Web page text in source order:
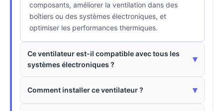
composants, améliorer la ventilation dans des
boîtiers ou des systèmes électroniques, et
optimiser les performances thermiques.
Ce ventilateur est-il compatible avec tous les
systèmes électroniques ?
▾
Comment installer ce ventilateur ? ▾